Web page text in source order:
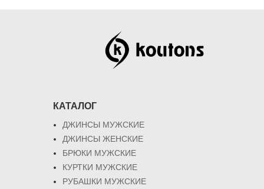
КАТАЛОГ
ДЖИНСЫ МУЖСКИЕ
ДЖИНСЫ ЖЕНСКИЕ
БРЮКИ МУЖСКИЕ
КУРТКИ МУЖСКИЕ
РУБАШКИ МУЖСКИЕ